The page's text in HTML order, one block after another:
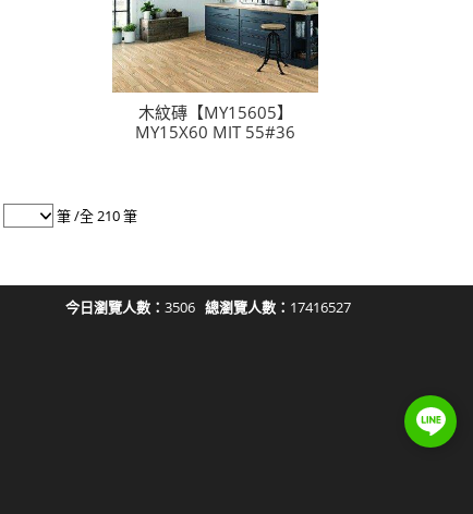
木紋磚【MY15605】
MY15X60 MIT 55#36
筆 /全 210 筆
今日瀏覽人數： 3506 總瀏覽人數： 17416527